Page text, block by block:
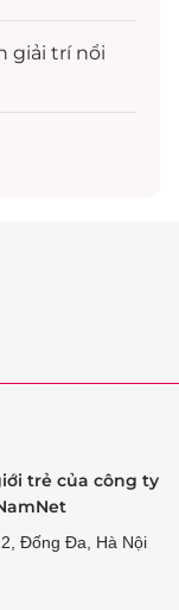
giải trínổi
trẻ của công ty
Đống Đa, Hà Nội